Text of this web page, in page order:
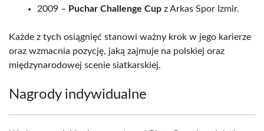
2009 – Puchar Challenge Cup z Arkas Spor Izmir.
Każde z tych osiągnięć stanowi ważny krok w jego karierze
oraz wzmacnia pozycję, jaką zajmuje na polskiej oraz
międzynarodowej scenie siatkarskiej.
Nagrody indywidualne